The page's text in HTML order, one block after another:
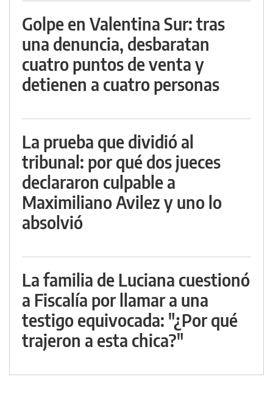
Golpe en Valentina Sur: tras
una denuncia, desbaratan
cuatro puntos de venta y
detienen a cuatro personas
La prueba que dividió al
tribunal: por qué dos jueces
declararon culpable a
Maximiliano Avilez y uno lo
absolvió
La familia de Luciana cuestionó
a Fiscalía por llamar a una
testigo equivocada: "¿Por qué
trajeron a esta chica?"